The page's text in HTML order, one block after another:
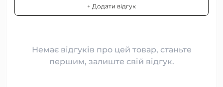
+ Додати відгук
Немає відгуків про цей товар, станьте
першим, залиште свій відгук.